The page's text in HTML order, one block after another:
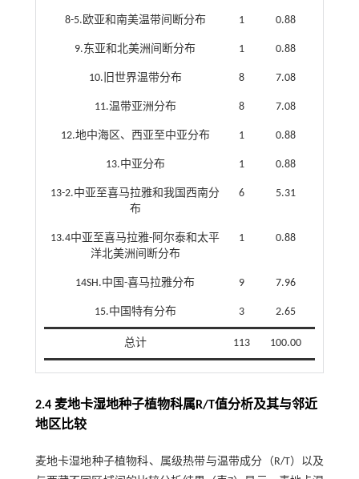
总计 113 100.00
8-5.欧亚和南美温带间断分布 1 0.88
9.东亚和北美洲间断分布 1 0.88
10.旧世界温带分布 8 7.08
11.温带亚洲分布 8 7.08
12.地中海区、西亚至中亚分布 1 0.88
13.中亚分布 1 0.88
13-2.中亚至喜马拉雅和我国西南分
布
6 5.31
13.4中亚至喜马拉雅-阿尔泰和太平
洋北美洲间断分布
1 0.88
14SH.中国-喜马拉雅分布 9 7.96
15.中国特有分布 3 2.65
2.4 麦地卡湿地种子植物科属R/T值分析及其与邻近
地区比较
麦地卡湿地种子植物科、属级热带与温带成分（R/T）以及